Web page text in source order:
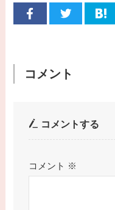
コメント
コメントする
コメント ※